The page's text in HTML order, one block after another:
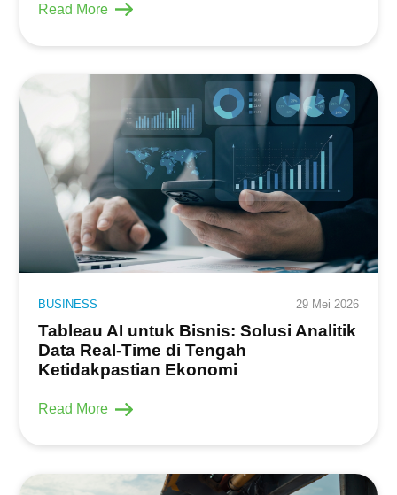
Read More
BUSINESS 29 Mei 2026
Tableau AI untuk Bisnis: Solusi Analitik
Data Real-Time di Tengah
Ketidakpastian Ekonomi
Read More